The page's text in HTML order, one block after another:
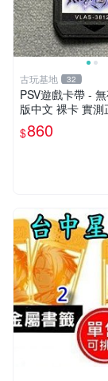
古玩基地 32
PSV遊戲卡帶 -
版中文 裸卡 實測
尼專用 只能運行
國度 PSV 港版中
$860